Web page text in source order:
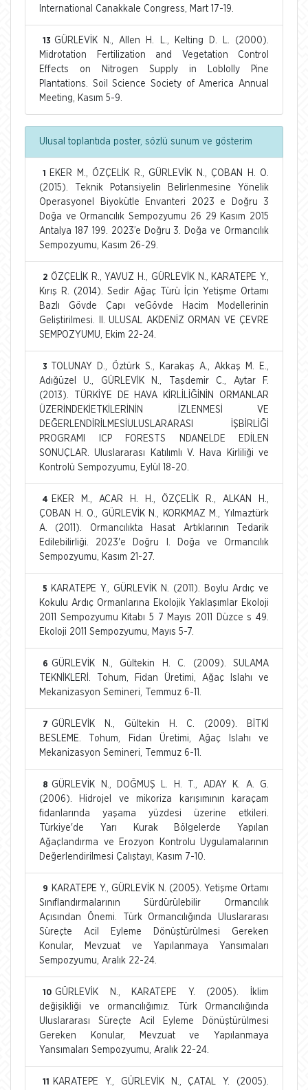
International Canakkale Congress, Mart 17-19.
13 GÜRLEVİK N., Allen H. L., Kelting D. L. (2000).
Midrotation Fertilization and Vegetation Control
Effects on Nitrogen Supply in Loblolly Pine
Plantations. Soil Science Society of America Annual
Meeting, Kasım 5-9.
Ulusal toplantıda poster, sözlü sunum ve gösterim
1
EKER M., ÖZÇELİK R., GÜRLEVİK N., ÇOBAN H. O.
(2015). Teknik Potansiyelin Belirlenmesine Yönelik
Operasyonel Biyokütle Envanteri 2023 e Doğru 3
Doğa ve Ormancılık Sempozyumu 26 29 Kasım 2015
Antalya 187 199. 2023’e Doğru 3. Doğa ve Ormancılık
Sempozyumu, Kasım 26-29.
2 ÖZÇELİK R., YAVUZ H., GÜRLEVİK N., KARATEPE Y.,
Kırış R. (2014). Sedir Ağaç Türü İçin Yetişme Ortamı
Bazlı Gövde Çapı veGövde Hacim Modellerinin
Geliştirilmesi. II. ULUSAL AKDENİZ ORMAN VE ÇEVRE
SEMPOZYUMU, Ekim 22-24.
3
TOLUNAY D., Öztürk S., Karakaş A., Akkaş M. E.,
Adığüzel U., GÜRLEVİK N., Taşdemir C., Aytar F.
(2013). TÜRKİYE DE HAVA KİRLİLİĞİNİN ORMANLAR
ÜZERİNDEKİETKİLERİNİN İZLENMESİ VE
DEĞERLENDİRİLMESİULUSLARARASI İŞBİRLİĞİ
PROGRAMI ICP FORESTS NDANELDE EDİLEN
SONUÇLAR. Uluslararası Katılımlı V. Hava Kirliliği ve
Kontrolü Sempozyumu, Eylül 18-20.
4
EKER M., ACAR H. H., ÖZÇELİK R., ALKAN H.,
ÇOBAN H. O., GÜRLEVİK N., KORKMAZ M., Yılmaztürk
A. (2011). Ormancılıkta Hasat Artıklarının Tedarik
Edilebilirliği. 2023'e Doğru I. Doğa ve Ormancılık
Sempozyumu, Kasım 21-27.
5
KARATEPE Y., GÜRLEVİK N. (2011). Boylu Ardıç ve
Kokulu Ardıç Ormanlarına Ekolojik Yaklaşımlar Ekoloji
2011 Sempozyumu Kitabı 5 7 Mayıs 2011 Düzce s 49.
Ekoloji 2011 Sempozyumu, Mayıs 5-7.
6 GÜRLEVİK N., Gültekin H. C. (2009). SULAMA
TEKNİKLERİ. Tohum, Fidan Üretimi, Ağaç Islahı ve
Mekanizasyon Semineri, Temmuz 6-11.
7 GÜRLEVİK N., Gültekin H. C. (2009). BİTKİ
BESLEME. Tohum, Fidan Üretimi, Ağaç Islahı ve
Mekanizasyon Semineri, Temmuz 6-11.
8 GÜRLEVİK N., DOĞMUŞ L. H. T., ADAY K. A. G.
(2006). Hidrojel ve mikoriza karışımının karaçam
fidanlarında yaşama yüzdesi üzerine etkileri.
Türkiye'de Yarı Kurak Bölgelerde Yapılan
Ağaçlandırma ve Erozyon Kontrolu Uygulamalarının
Değerlendirilmesi Çalıştayı, Kasım 7-10.
9
KARATEPE Y., GÜRLEVİK N. (2005). Yetişme Ortamı
Sınıflandırmalarının Sürdürülebilir Ormancılık
Açısından Önemi. Türk Ormancılığında Uluslararası
Süreçte Acil Eyleme Dönüştürülmesi Gereken
Konular, Mevzuat ve Yapılanmaya Yansımaları
Sempozyumu, Aralık 22-24.
10 GÜRLEVİK N., KARATEPE Y. (2005). İklim
değişikliği ve ormancılığımız. Türk Ormancılığında
Uluslararası Süreçte Acil Eyleme Dönüştürülmesi
Gereken Konular, Mevzuat ve Yapılanmaya
Yansımaları Sempozyumu, Aralık 22-24.
11
KARATEPE Y., GÜRLEVİK N., ÇATAL Y. (2005).